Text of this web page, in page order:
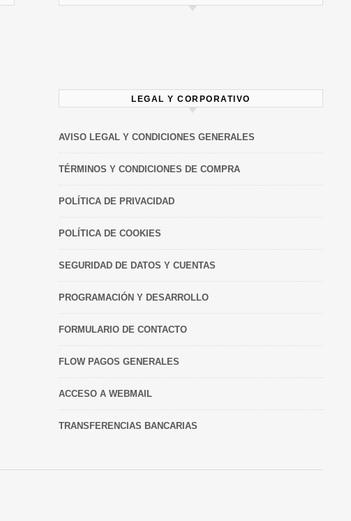
LEGAL Y CORPORATIVO
AVISO LEGAL Y CONDICIONES GENERALES
TÉRMINOS Y CONDICIONES DE COMPRA
POLÍTICA DE PRIVACIDAD
POLÍTICA DE COOKIES
SEGURIDAD DE DATOS Y CUENTAS
PROGRAMACIÓN Y DESARROLLO
FORMULARIO DE CONTACTO
FLOW PAGOS GENERALES
ACCESO A WEBMAIL
TRANSFERENCIAS BANCARIAS